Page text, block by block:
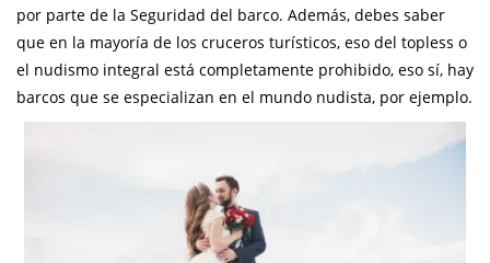
por parte de la Seguridad del barco. Además, debes saber
que en la mayoría de los cruceros turísticos, eso del topless o
el nudismo integral está completamente prohibido, eso sí, hay
barcos que se especializan en el mundo nudista, por ejemplo.